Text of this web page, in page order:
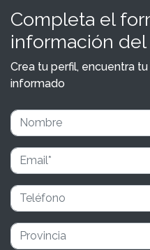
Completa el
información
Crea tu perfil, encuentra
informado